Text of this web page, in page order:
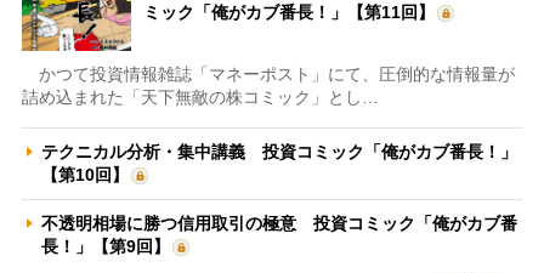
ミック「俺がカブ番長！」【第11回】
かつて投資情報雑誌「マネーポスト」にて、圧倒的な情報量が
詰め込まれた「天下無敵の株コミック」とし…
テクニカル分析・集中講義 投資コミック「俺がカブ番長！」
【第10回】
不透明相場に勝つ信用取引の極意 投資コミック「俺がカブ番
長！」【第9回】